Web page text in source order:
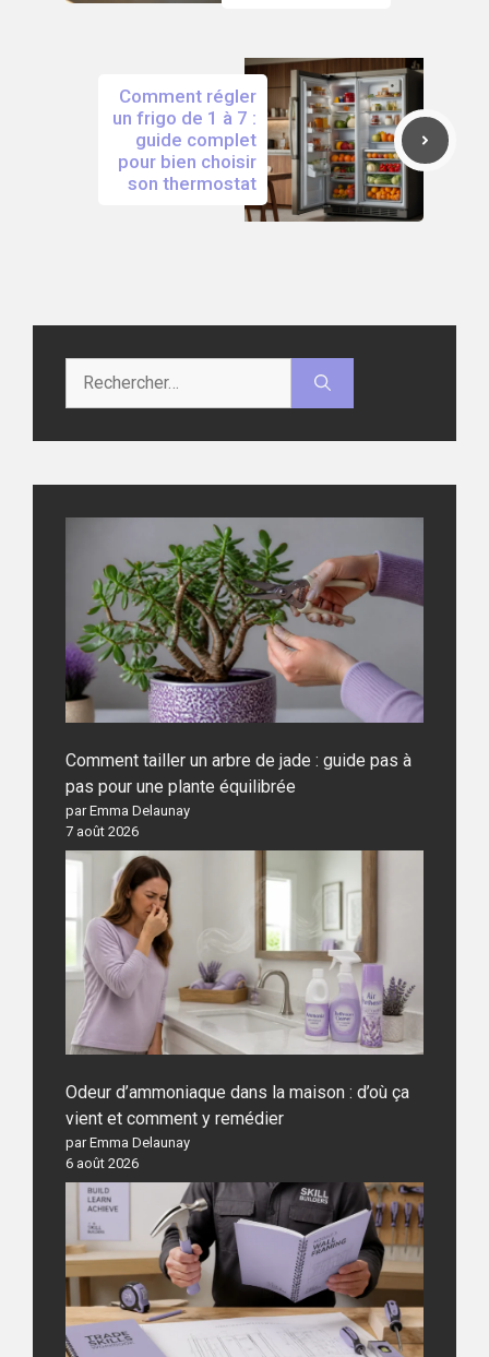
Comment régler
un frigo de 1 à 7 :
guide complet
pour bien choisir
son thermostat
Comment tailler un arbre de jade : guide pas à
pas pour une plante équilibrée
par Emma Delaunay
7 août 2026
Odeur d’ammoniaque dans la maison : d’où ça
vient et comment y remédier
par Emma Delaunay
6 août 2026